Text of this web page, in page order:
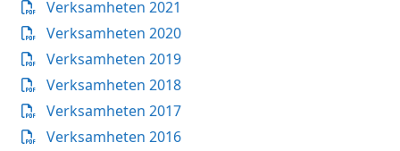
Verksamheten 2021
Verksamheten 2020
Verksamheten 2019
Verksamheten 2018
Verksamheten 2017
Verksamheten 2016